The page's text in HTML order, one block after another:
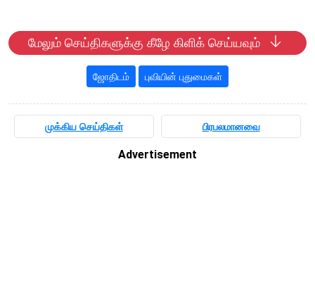
மேலும் செய்திகளுக்கு கீழே கிளிக் செய்யவும்
ஜோதிடம் புவியின் புதுமைகள்
முக்கிய செய்திகள் பிரபலமானவை
Advertisement